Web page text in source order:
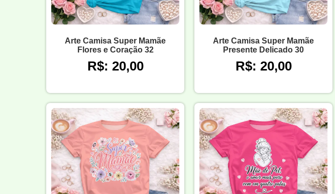
Arte Camisa Super Mamãe
Flores e Coração 32
R$: 20,00
Arte Camisa Super Mamãe
Presente Delicado 30
R$: 20,00